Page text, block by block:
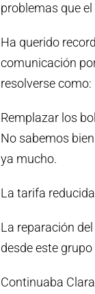
problemas que
Ha querido
comunicación
resolverse como:
Remplazar los
No sabemos
ya mucho.
La tarifa
La reparación
desde este
Continuaba